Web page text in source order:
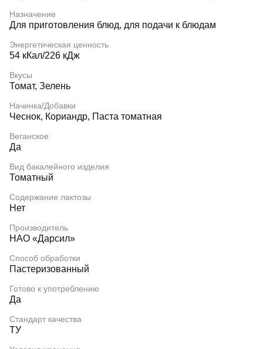
Назначение
Для приготовления блюд, для подачи к блюдам
Энергетическая ценность
54 кКал/226 кДж
Вкусы
Томат, Зелень
Начинка/Добавки
Чеснок, Кориандр, Паста томатная
Веганское
Да
Вид бакалейного изделия
Томатный
Содержание лактозы
Нет
Производитель
НАО «Дарсил»
Способ обработки
Пастеризованный
Готово к употреблению
Да
Стандарт качества
ТУ